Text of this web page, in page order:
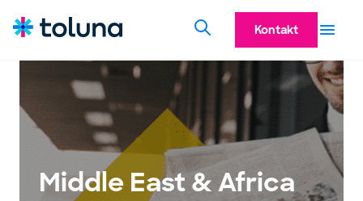
Kontakt
Middle East & Africa